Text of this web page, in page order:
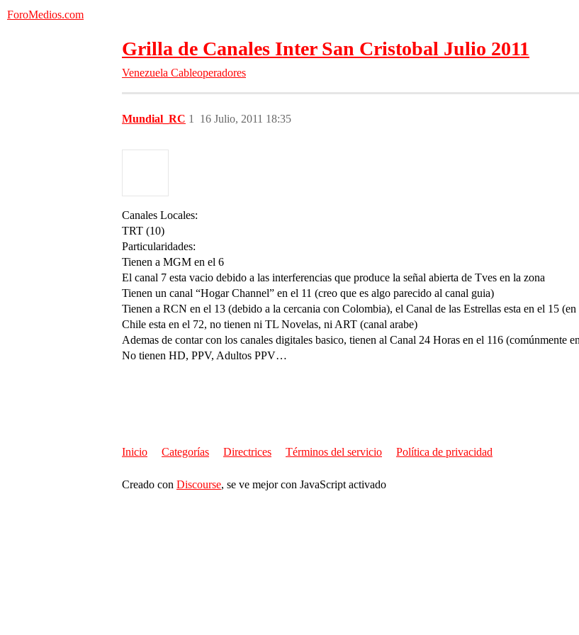
ForoMedios.com
Grilla de Canales Inter San Cristobal Julio 2011
Venezuela Cableoperadores
Mundial_RC 16 Julio, 2011 18:35
1
Canales Locales:
TRT (10)
Particularidades:
Tienen a MGM en el 6
El canal 7 esta vacio debido a las interferencias que produce la señal abierta de Tves en la zona
Tienen un canal “Hogar Channel” en el 11 (creo que es algo parecido al canal guia)
Tienen a RCN en el 13 (debido a la cercania con Colombia), el Canal de las Estrellas esta en el 15
Chile esta en el 72, no tienen ni TL Novelas, ni ART (canal arabe)
Ademas de contar con los canales digitales basico, tienen al Canal 24 Horas en el 116 (comúnmente
No tienen HD, PPV, Adultos PPV…
Inicio Categorías Directrices Términos del servicio Política de privacidad
Creado con Discourse, se ve mejor con JavaScript activado